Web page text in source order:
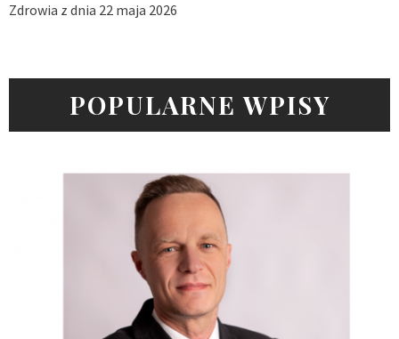
Zdrowia z dnia 22 maja 2026
POPULARNE WPISY